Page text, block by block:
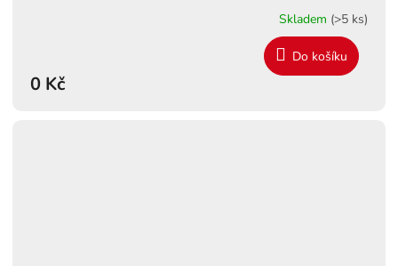
Skladem (>5 ks)
0 Kč
Do košíku